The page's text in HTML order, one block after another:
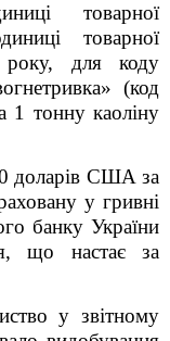
товарної
товарної
для коду
(код
1 тонну каоліну
доларів США за
у гривні
банку України
що настає за
у звітному